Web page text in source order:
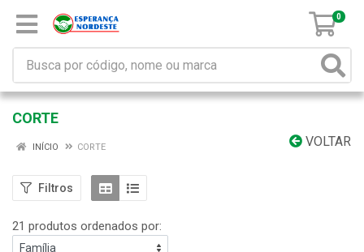
0
CORTE
VOLTAR
INÍCIO CORTE
Filtros
21 produtos ordenados por: